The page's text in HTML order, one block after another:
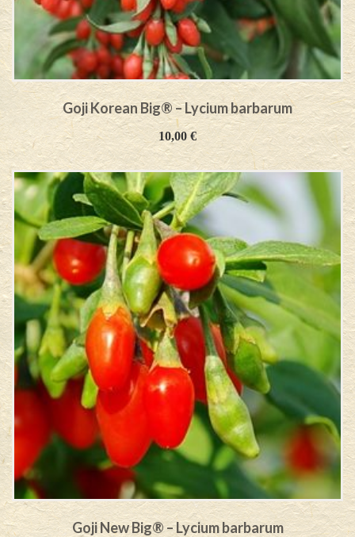
Goji Korean Big® – Lycium barbarum
10,00 €
Goji New Big® – Lycium barbarum